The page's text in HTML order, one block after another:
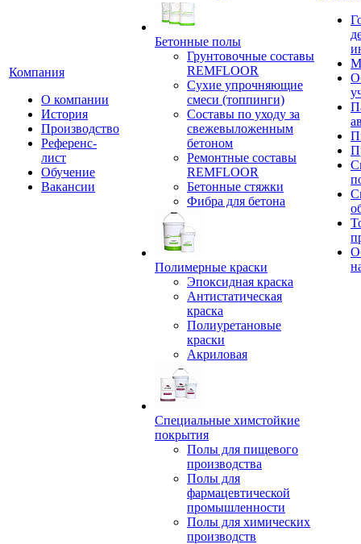
Компания
О компании
История
Производство
Референс-
лист
Обучение
Вакансии
Бетонные полы
Грунтовочные составы
REMFLOOR
Сухие упрочняющие
смеси (топпинги)
Составы по уходу за
свежевыложенным
бетоном
Ремонтные составы
REMFLOOR
Бетонные стяжки
Фибра для бетона
Полимерные краски
Эпоксидная краска
Антистатическая
краска
Полиуретановые
краски
Акриловая
Специальные химстойкие
покрытия
Полы для пищевого
производства
Полы для
фармацевтической
промышленности
Полы для химических
производств